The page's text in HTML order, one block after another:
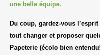
une belle équipe.
Du coup, gardez-vous
tout changer et proposer
Papeterie (écolo bien